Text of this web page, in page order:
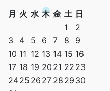
月 火 水 木 金 土 日
1
2
3
4 5 6 7 8
9
10 11 12 13 14 15 16
17 18 19 20 21 22 23
2425 26 27 28 29 30